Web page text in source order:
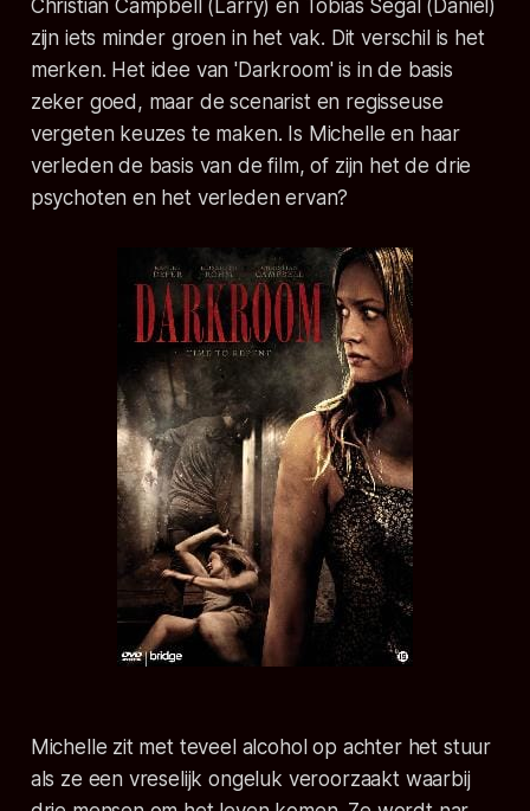
Christian Campbell (Larry) en Tobias Segal (Daniel)
zijn iets minder groen in het vak. Dit verschil is het
merken. Het idee van 'Darkroom' is in de basis
zeker goed, maar de scenarist en regisseuse
vergeten keuzes te maken. Is Michelle en haar
verleden de basis van de film, of zijn het de drie
psychoten en het verleden ervan?
Michelle zit met teveel alcohol op achter het stuur
als ze een vreselijk ongeluk veroorzaakt waarbij